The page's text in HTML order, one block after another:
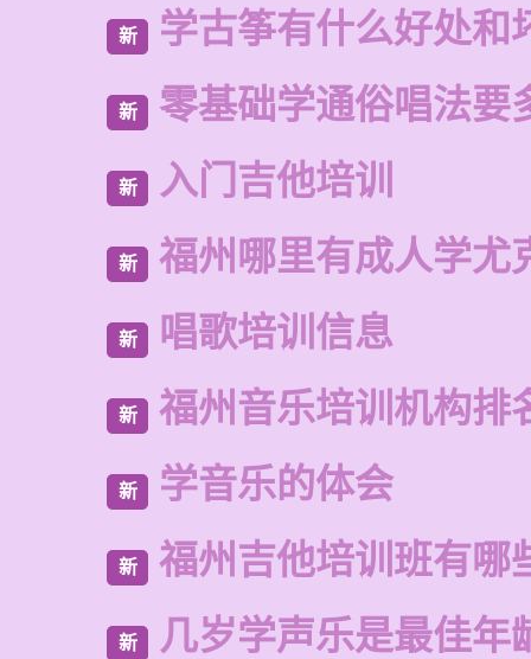
新 学古筝有什么好处和
新 零基础学通俗唱法要
新 入门吉他培训
新 福州哪里有成人学尤
新 唱歌培训信息
新 福州音乐培训机构排
新 学音乐的体会
新 福州吉他培训班有哪
新 几岁学声乐是最佳年